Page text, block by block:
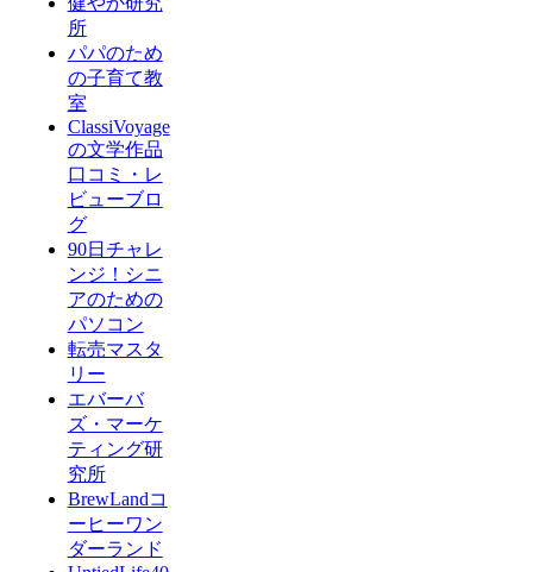
所
パパのため
の子育て教
室
ClassiVoyage
の文学作品
口コミ・レ
ビューブロ
グ
90日チャレ
ンジ！シニ
アのための
パソコン
転売マスタ
リー
エバーバ
ズ・マーケ
ティング研
究所
BrewLandコ
ーヒーワン
ダーランド